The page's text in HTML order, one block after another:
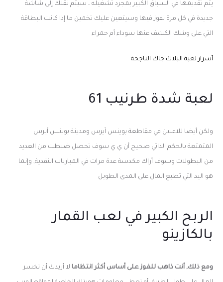
يتم تقديمها في السباق الكبير بمجرد تشغيله ، سيتم نقلك إلى شاشة
جديدة في كل مرة تفوز فيها وسيتعين عليك تخمين ما إذا كانت البطاقة
التي على وشك الكشف عنها سوداء أم حمراء
أسرار لعبة البلاك جاك الناجحة
لعبة شدة طرنيب 61
ولكن أيضا للاعبين في مقاطعة بوينس آيرس ومدينة بوينس آيرس
المتمتعة بالحكم الذاتي صحيح أن ي ي سوف تحصل ضبطت من العديد
من البطولات وسوف أراك مكدسة عدة مرات في المباريات النقدية, وإنما
هو اليد التي تطبع المال على المدى الطويل
الربح الكبير في لعب القمار
بالكازينو
ومع ذلك, أنت ذاهب للفوز على أساس أكثر انتظاما لا أريدك أن تخسر